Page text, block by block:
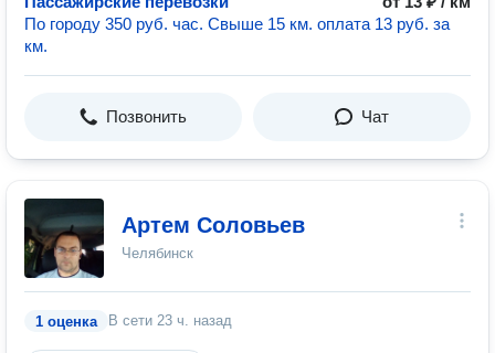
По городу 350 руб. час. Свыше 15 км. оплата 13 руб. за
км.
Позвонить Чат
Артем Соловьев
Челябинск
1 оценка В сети 23 ч. назад